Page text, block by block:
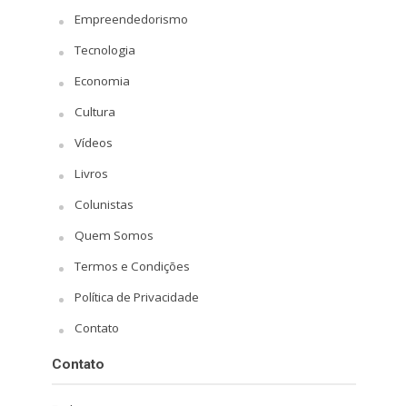
Empreendedorismo
Tecnologia
Economia
Cultura
Vídeos
Livros
Colunistas
Quem Somos
Termos e Condições
Política de Privacidade
Contato
Contato